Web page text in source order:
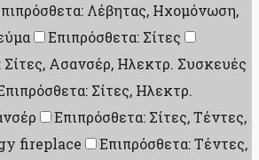
Λέβητας, Ηχομόνωση,
Επιπρόσθετα: Σίτες
Σίτες, Ασανσέρ, Ηλεκτρ. Συσκευές
Σίτες, Ηλεκτρ.
Επιπρόσθετα: Σίτες, Τέντες,
fireplace
Επιπρόσθετα: Τέντες,